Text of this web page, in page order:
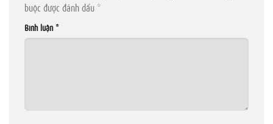
buộc được đánh dấu *
Bình luận *